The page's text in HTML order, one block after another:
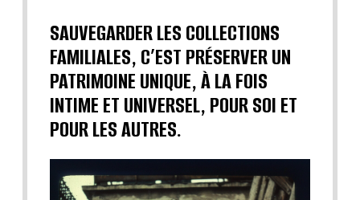
SAUVEGARDER LES COLLECTIONS
FAMILIALES, C’EST PRÉSERVER UN
PATRIMOINE UNIQUE, À LA FOIS
INTIME ET UNIVERSEL, POUR SOI ET
POUR LES AUTRES.